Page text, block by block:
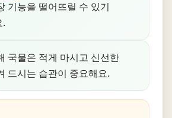
기능을 떨어뜨릴 수 있기
.
국물은 적게 마시고 신선한
드시는 습관이 중요해요.